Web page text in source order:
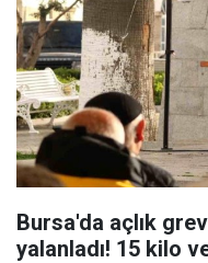
Bursa'da açlık
yalanladı! 15 kilo